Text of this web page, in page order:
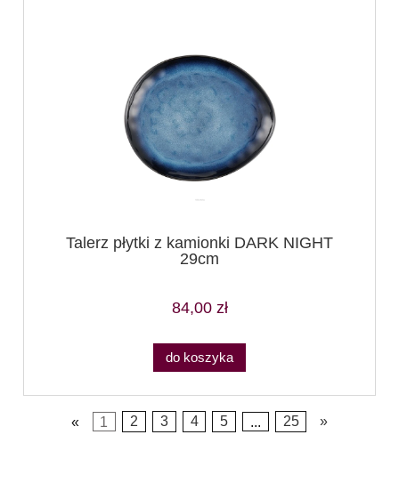
Talerz płytki z kamionki DARK NIGHT
29cm
84,00 zł
do koszyka
« 1 2 3 4 5 ... 25 »